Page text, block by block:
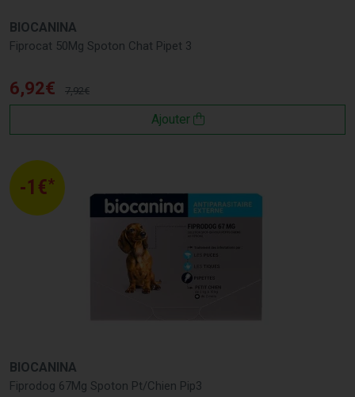
BIOCANINA
Fiprocat 50Mg Spoton Chat Pipet 3
6,92€ 7,92€
Ajouter
-1€*
BIOCANINA
Fiprodog 67Mg Spoton Pt/Chien Pip3